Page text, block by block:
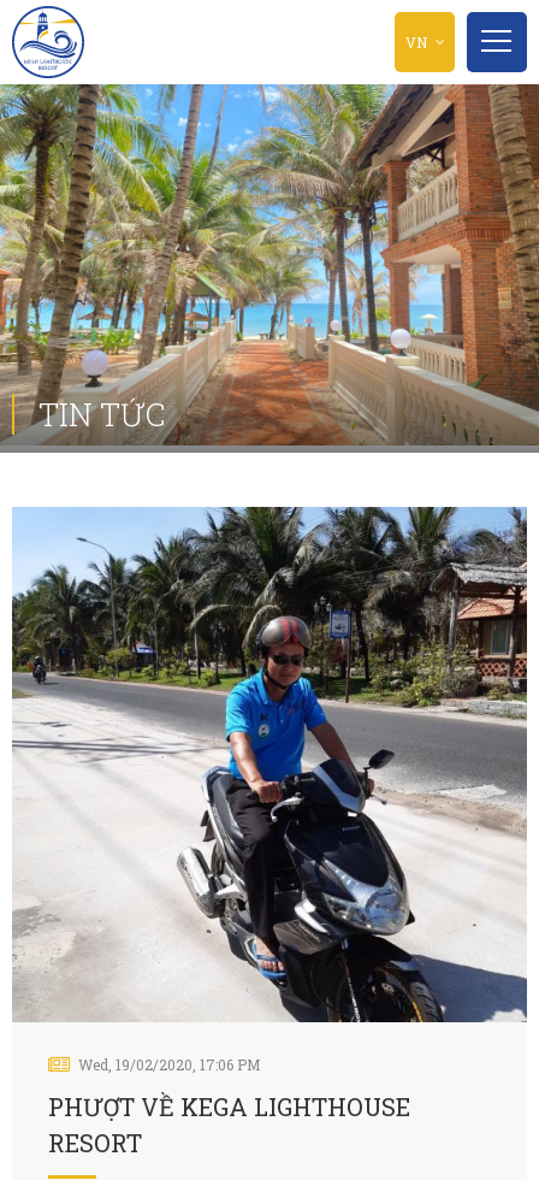
VN
TIN TỨC
Wed, 19/02/2020, 17:06 PM
PHƯỢT VỀ KEGA LIGHTHOUSE
RESORT